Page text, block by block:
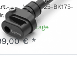
V-TA12-25-BK175-
180
3 - 7 Werktage
€ *